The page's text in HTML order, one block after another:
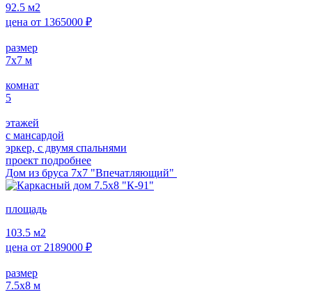
92.5 м2
цена от 1365000 ₽
размер
7х7 м
комнат
5
этажей
с мансардой
эркер, с двумя спальнями
проект подробнее
Дом из бруса 7х7 "Впечатляющий"
площадь
103.5 м2
цена от 2189000 ₽
размер
7.5х8 м